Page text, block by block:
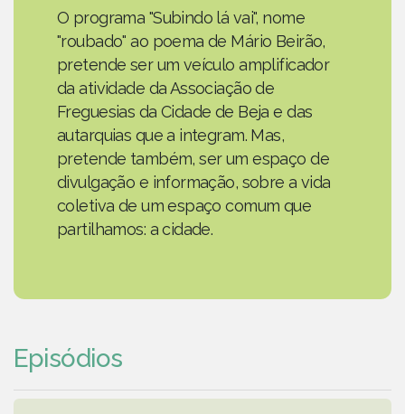
O programa "Subindo lá vai", nome
"roubado" ao poema de Mário Beirão,
pretende ser um veículo amplificador
da atividade da Associação de
Freguesias da Cidade de Beja e das
autarquias que a integram. Mas,
pretende também, ser um espaço de
divulgação e informação, sobre a vida
coletiva de um espaço comum que
partilhamos: a cidade.
Episódios